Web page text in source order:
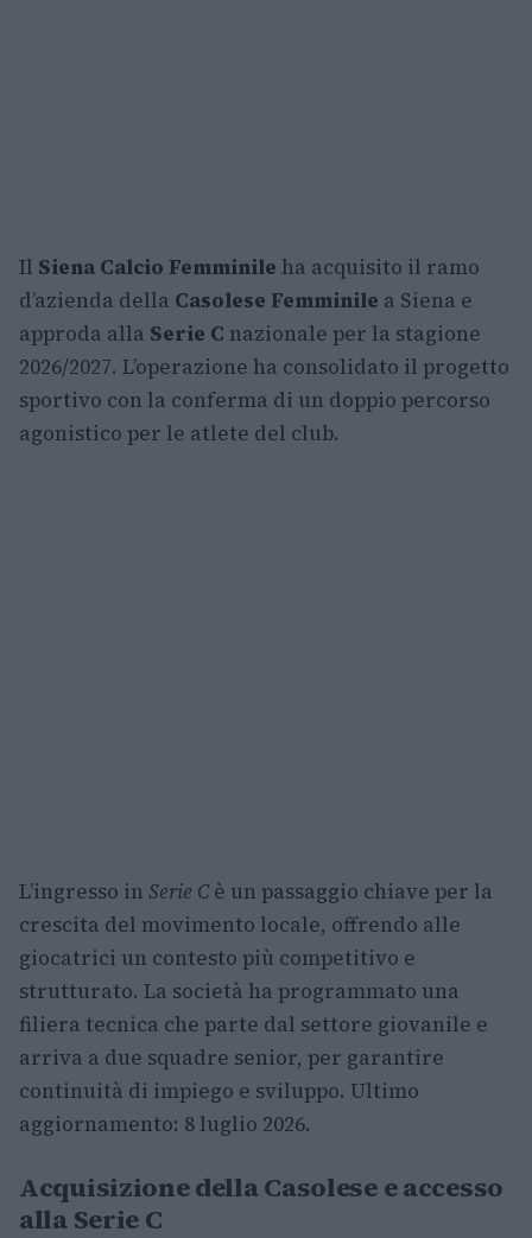
Il Siena Calcio Femminile ha acquisito il ramo
d’azienda della Casolese Femminile a Siena e
approda alla Serie C nazionale per la stagione
2026/2027. L’operazione ha consolidato il progetto
sportivo con la conferma di un doppio percorso
agonistico per le atlete del club.
L’ingresso in Serie C è un passaggio chiave per la
crescita del movimento locale, offrendo alle
giocatrici un contesto più competitivo e
strutturato. La società ha programmato una
filiera tecnica che parte dal settore giovanile e
arriva a due squadre senior, per garantire
continuità di impiego e sviluppo. Ultimo
aggiornamento: 8 luglio 2026.
Acquisizione della Casolese e accesso
alla Serie C